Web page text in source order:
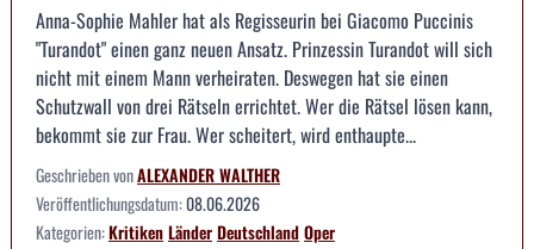
Anna-Sophie Mahler hat als Regisseurin bei Giacomo Puccinis
"Turandot" einen ganz neuen Ansatz. Prinzessin Turandot will sich
nicht mit einem Mann verheiraten. Deswegen hat sie einen
Schutzwall von drei Rätseln errichtet. Wer die Rätsel lösen kann,
bekommt sie zur Frau. Wer scheitert, wird enthaupte...
Geschrieben vonALEXANDER WALTHER
Veröffentlichungsdatum:08.06.2026
Kategorien:KritikenLänderDeutschlandOper